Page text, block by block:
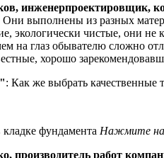
инженер­проектировщик,
выполнены из разных
экологически чистые, они
на глаз обывателю сложно
хорошо
: Как же выбрать качественные
кладке фундамента Нажмите на
производитель работ